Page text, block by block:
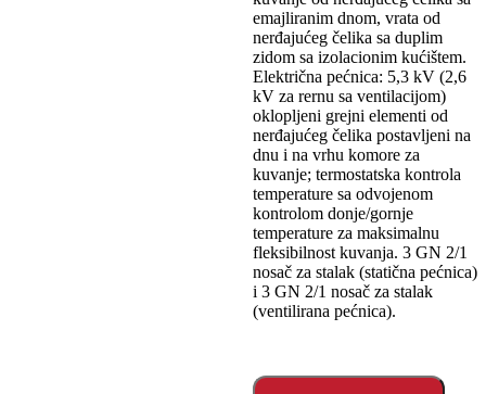
emajliranim dnom, vrata od
nerđajućeg čelika sa duplim
zidom sa izolacionim kućištem.
Električna pećnica: 5,3 kV (2,6
kV za rernu sa ventilacijom)
oklopljeni grejni elementi od
nerđajućeg čelika postavljeni na
dnu i na vrhu komore za
kuvanje; termostatska kontrola
temperature sa odvojenom
kontrolom donje/gornje
temperature za maksimalnu
fleksibilnost kuvanja. 3 GN 2/1
nosač za stalak (statična pećnica)
i 3 GN 2/1 nosač za stalak
(ventilirana pećnica).